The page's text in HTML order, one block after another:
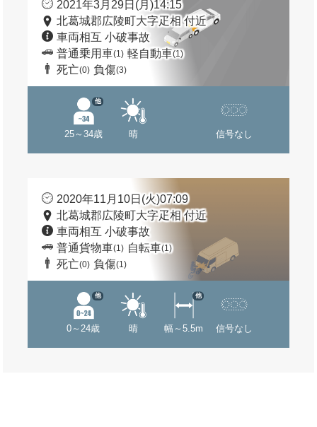
2021年3月29日(月)14:15
北葛城郡広陵町大字疋相 付近
車両相互 小破事故
普通乗用車(1) 軽自動車(1)
死亡(0) 負傷(3)
25～34歳
他
晴 信号なし
2020年11月10日(火)07:09
北葛城郡広陵町大字疋相 付近
車両相互 小破事故
普通貨物車(1) 自転車(1)
死亡(0) 負傷(1)
0～24歳
他
晴 幅～5.5m
他
信号なし